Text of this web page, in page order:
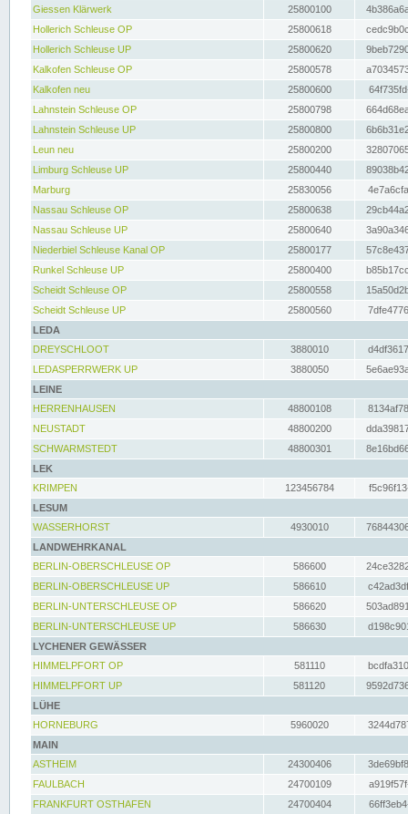
Giessen Klärwerk
25800100
Hollerich Schleuse OP
25800618
Hollerich Schleuse UP
25800620
Kalkofen Schleuse OP
25800578
Kalkofen neu
25800600
Lahnstein Schleuse OP
25800798
Lahnstein Schleuse UP
25800800
Leun neu
25800200
Limburg Schleuse UP
25800440
Marburg
25830056
Nassau Schleuse OP
25800638
Nassau Schleuse UP
25800640
Niederbiel Schleuse Kanal OP
25800177
Runkel Schleuse UP
25800400
Scheidt Schleuse OP
25800558
Scheidt Schleuse UP
25800560
LEDA
DREYSCHLOOT
3880010
LEDASPERRWERK UP
3880050
LEINE
HERRENHAUSEN
48800108
NEUSTADT
48800200
SCHWARMSTEDT
48800301
LEK
KRIMPEN
123456784
LESUM
WASSERHORST
4930010
LANDWEHRKANAL
BERLIN-OBERSCHLEUSE OP
586600
BERLIN-OBERSCHLEUSE UP
586610
BERLIN-UNTERSCHLEUSE OP
586620
BERLIN-UNTERSCHLEUSE UP
586630
LYCHENER GEWÄSSER
HIMMELPFORT OP
581110
HIMMELPFORT UP
581120
LÜHE
HORNEBURG
5960020
MAIN
ASTHEIM
24300406
FAULBACH
24700109
FRANKFURT OSTHAFEN
24700404